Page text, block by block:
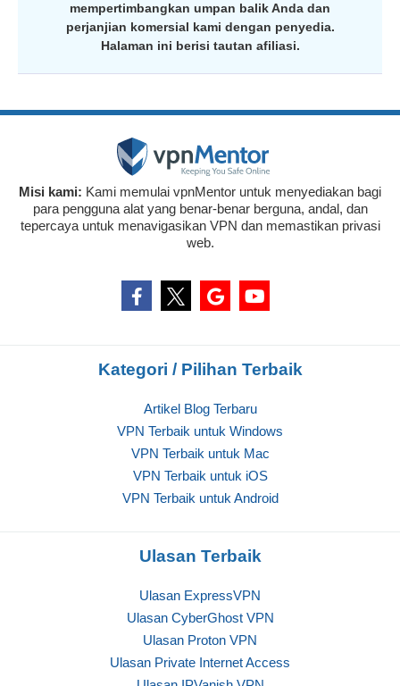
mempertimbangkan umpan balik Anda dan
perjanjian komersial kami dengan penyedia.
Halaman ini berisi tautan afiliasi.
Misi kami: Kami memulai vpnMentor untuk menyediakan bagi
para pengguna alat yang benar-benar berguna, andal, dan
tepercaya untuk menavigasikan VPN dan memastikan privasi
web.
Kategori / Pilihan Terbaik
Artikel Blog Terbaru
VPN Terbaik untuk Windows
VPN Terbaik untuk Mac
VPN Terbaik untuk iOS
VPN Terbaik untuk Android
Ulasan Terbaik
Ulasan ExpressVPN
Ulasan CyberGhost VPN
Ulasan Proton VPN
Ulasan Private Internet Access